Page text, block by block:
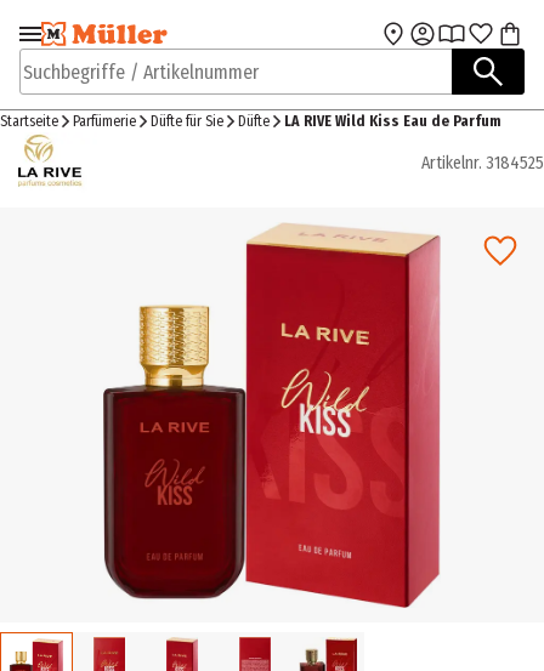
Zur Navigation
springen
Zum Hauptinhalt
Suchbegriffe / Artikelnummer
Startseite Parfümerie Düfte für Sie Düfte LA RIVE Wild Kiss Eau de Parfum
Artikelnr. 3184525